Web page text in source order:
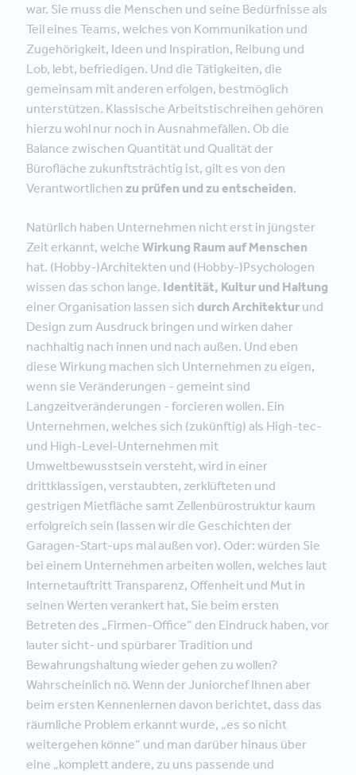
war. Sie muss die Menschen und seine Bedürfnisse als
Teil eines Teams, welches von Kommunikation und
Zugehörigkeit, Ideen und Inspiration, Reibung und
Lob, lebt, befriedigen. Und die Tätigkeiten, die
gemeinsam mit anderen erfolgen, bestmöglich
unterstützen. Klassische Arbeitstischreihen gehören
hierzu wohl nur noch in Ausnahmefällen. Ob die
Balance zwischen Quantität und Qualität der
Bürofläche zukunftsträchtig ist, gilt es von den
Verantwortlichen zu prüfen und zu entscheiden.
Natürlich haben Unternehmen nicht erst in jüngster
Zeit erkannt, welche Wirkung Raum auf Menschen
hat. (Hobby-)Architekten und (Hobby-)Psychologen
wissen das schon lange. Identität, Kultur und Haltung
einer Organisation lassen sich durch Architektur und
Design zum Ausdruck bringen und wirken daher
nachhaltig nach innen und nach außen. Und eben
diese Wirkung machen sich Unternehmen zu eigen,
wenn sie Veränderungen - gemeint sind
Langzeitveränderungen - forcieren wollen. Ein
Unternehmen, welches sich (zukünftig) als High-tec-
und High-Level-Unternehmen mit
Umweltbewusstsein versteht, wird in einer
drittklassigen, verstaubten, zerklüfteten und
gestrigen Mietfläche samt Zellenbürostruktur kaum
erfolgreich sein (lassen wir die Geschichten der
Garagen-Start-ups mal außen vor). Oder: würden Sie
bei einem Unternehmen arbeiten wollen, welches laut
Internetauftritt Transparenz, Offenheit und Mut in
seinen Werten verankert hat, Sie beim ersten
Betreten des „Firmen-Office“ den Eindruck haben, vor
lauter sicht- und spürbarer Tradition und
Bewahrungshaltung wieder gehen zu wollen?
Wahrscheinlich nö. Wenn der Juniorchef Ihnen aber
beim ersten Kennenlernen davon berichtet, dass das
räumliche Problem erkannt wurde, „es so nicht
weitergehen könne“ und man darüber hinaus über
eine „komplett andere, zu uns passende und